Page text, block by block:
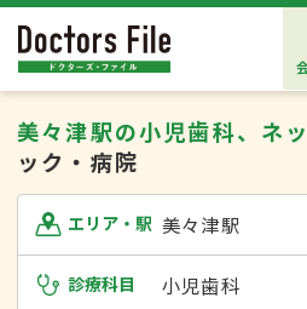
美々津駅の小児歯科、ネ
ック・病院
エリア・駅 美々津駅
診療科目 小児歯科